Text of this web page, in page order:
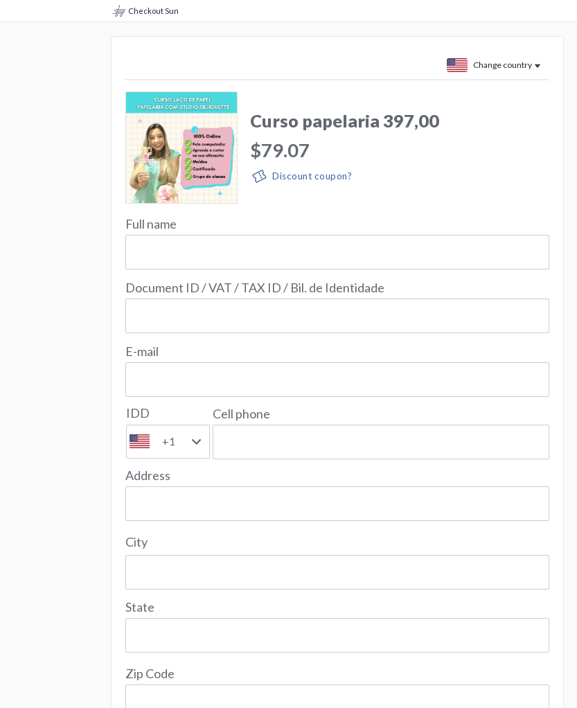
Checkout Sun
Change country
Curso papelaria 397,00
$79.07
Discount coupon?
Full name
Document ID / VAT / TAX ID / Bil. de Identidade
E-mail
IDD
+1
Cell phone
Address
City
State
Zip Code